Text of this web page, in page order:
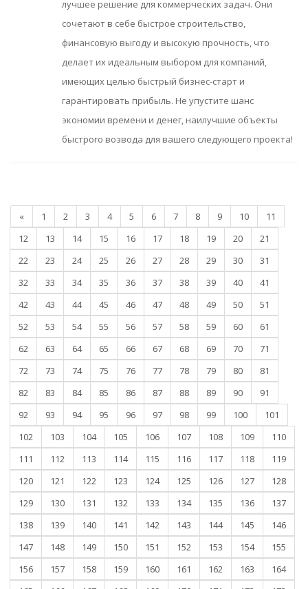
лучшее решение для коммерческих задач. Они
сочетают в себе быстрое строительство,
финансовую выгоду и высокую прочность, что
делает их идеальным выбором для компаний,
имеющих целью быстрый бизнес-старт и
гарантировать прибыль. Не упустите шанс
экономии времени и денег, наилучшие объекты
быстрого возвода для вашего следующего проекта!
« 1 2 3 4 5 6 7 8 9 10
11
12
13 14 15 16 17 18 19 20
21
22
23 24 25 26 27 28 29 30
31
32
33 34 35 36 37 38 39 40
41
42
43 44 45 46 47 48 49 50
51
52
53 54 55 56 57 58 59 60
61
62
63 64 65 66 67 68 69 70
71
72
73 74 75 76 77 78 79 80
81
82
83 84 85 86 87 88 89 90
91
92
93 94 95 96 97 98 99 100
101
102
103 104 105 106 107 108 109
110
111
112 113 114 115 116 117 118
119
120
121 122 123 124 125 126 127
128
129
130 131 132 133 134 135 136
137
138
139 140 141 142 143 144 145
146
147
148 149 150 151 152 153 154
155
156
157 158 159 160 161 162 163
164